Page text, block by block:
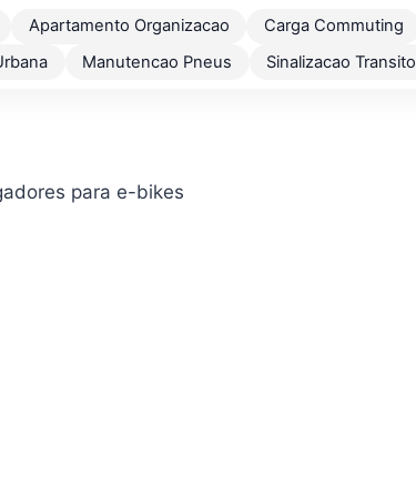
Apartamento Organizacao Carga Commuting
Manutencao Pneus Sinalizacao Transito